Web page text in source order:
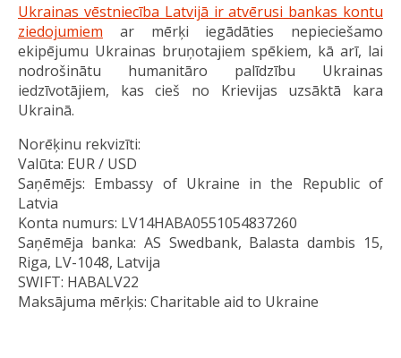
Ukrainas vēstniecība Latvijā ir atvērusi bankas kontu
ziedojumiem ar mērķi iegādāties nepieciešamo
ekipējumu Ukrainas bruņotajiem spēkiem, kā arī, lai
nodrošinātu humanitāro palīdzību Ukrainas
iedzīvotājiem, kas cieš no Krievijas uzsāktā kara
Ukrainā.
Norēķinu rekvizīti:
Valūta: EUR / USD
Saņēmējs: Embassy of Ukraine in the Republic of
Latvia
Konta numurs: LV14HABA0551054837260
Saņēmēja banka: AS Swedbank, Balasta dambis 15,
Riga, LV-1048, Latvija
SWIFT: HABALV22
Maksājuma mērķis: Charitable aid to Ukraine